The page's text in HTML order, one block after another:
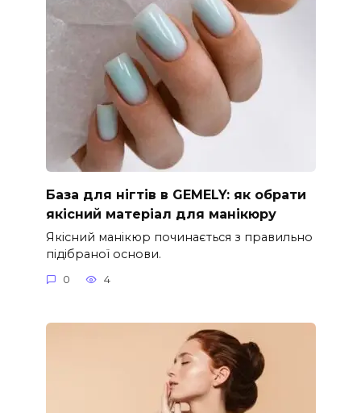
База для нігтів в GEMELY: як обрати
якісний матеріал для манікюру
Якісний манікюр починається з правильно
підібраної основи.
0 4